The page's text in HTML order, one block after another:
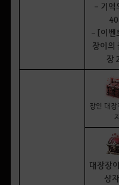
- 기억
- [이벤
장이의
장
장인 대
대장장
상